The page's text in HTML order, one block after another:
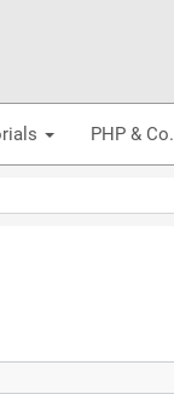
PHP & Co.